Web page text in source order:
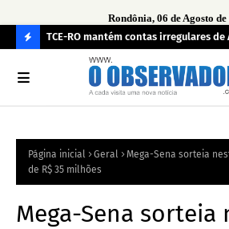
Rondônia, 06 de Agosto de
O
R
TCE-RO mantém contas irregulares
multa e caso pode gerar Inelegibilidade
Página inicial Geral
Mega-Sena sorteia
de R$ 35 milhões
Mega-Sena sorteia